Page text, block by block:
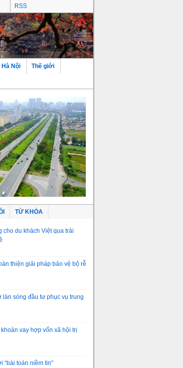
RSS
Hà Nội Thế giới
TỪ KHÓA
cho du khách Việt qua trải
thiện giải pháp bảo vệ bộ rễ
sóng đầu tư phục vụ trung
vay hợp vốn xã hội trị
“bài toán niềm tin”